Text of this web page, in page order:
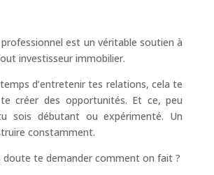
est un véritable soutien à
investisseur immobilier.
d’entretenir tes relations, cela te
créer des opportunités. Et ce, peu
sois débutant ou expérimenté. Un
constamment.
doute te demander comment on fait ?